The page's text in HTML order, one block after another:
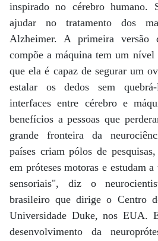
inspirado no cérebro humano.
ajudar no tratamento dos
Alzheimer. A primeira versão
compõe a máquina tem um nível
que ela é capaz de segurar um
estalar os dedos sem quebrá-
interfaces entre cérebro e
benefícios a pessoas que
grande fronteira da
países criam pólos de
em próteses motoras e estudam
sensoriais", diz o
brasileiro que dirige o Centro
Universidade Duke, nos EUA.
desenvolvimento da